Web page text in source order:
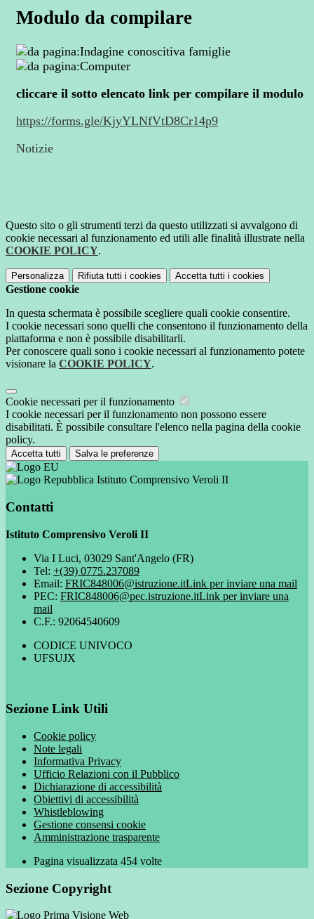
Modulo da compilare
cliccare il sotto elencato link per compilare il modulo
https://forms.gle/KjyYLNfVtD8Cr14p9
Notizie
Questo sito o gli strumenti terzi da questo utilizzati si avvalgono di
cookie necessari al funzionamento ed utili alle finalità illustrate nella
COOKIE POLICY.
Personalizza Rifiuta tutti i cookies Accetta tutti i cookies
Gestione cookie
In questa schermata è possibile scegliere quali cookie consentire.
I cookie necessari sono quelli che consentono il funzionamento della
piattaforma e non è possibile disabilitarli.
Per conoscere quali sono i cookie necessari al funzionamento potete
visionare la COOKIE POLICY.
Cookie necessari per il funzionamento
I cookie necessari per il funzionamento non possono essere
disabilitati. È possibile consultare l'elenco nella pagina della cookie
policy.
Accetta tutti Salva le preferenze
Istituto Comprensivo Veroli II
Contatti
Istituto Comprensivo Veroli II
Via I Luci, 03029 Sant'Angelo (FR)
Tel: +(39) 0775.237089
Email: FRIC848006@istruzione.itLink per inviare una mail
PEC: FRIC848006@pec.istruzione.itLink per inviare una
mail
C.F.: 92064540609
CODICE UNIVOCO
UFSUJX
Sezione Link Utili
Cookie policy
Note legali
Informativa Privacy
Ufficio Relazioni con il Pubblico
Dichiarazione di accessibilità
Obiettivi di accessibilità
Whistleblowing
Gestione consensi cookie
Amministrazione trasparente
Pagina visualizzata 454 volte
Sezione Copyright